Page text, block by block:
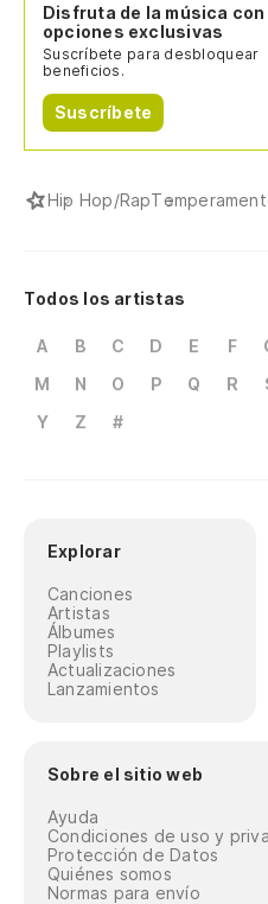
Disfruta de la música con
opciones exclusivas
Suscríbete para desbloquear
beneficios.
Suscríbete
Hip Hop/Rap
Todos los artistas
A B C D E F
M
N O P Q R
Y
Z #
Explorar
Canciones
Artistas
Álbumes
Playlists
Actualizaciones
Lanzamientos
Sobre el sitio web
Ayuda
Condiciones de uso y
Protección de Datos
Quiénes somos
Normas para envío